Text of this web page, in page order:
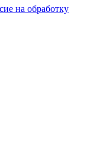
на обработку